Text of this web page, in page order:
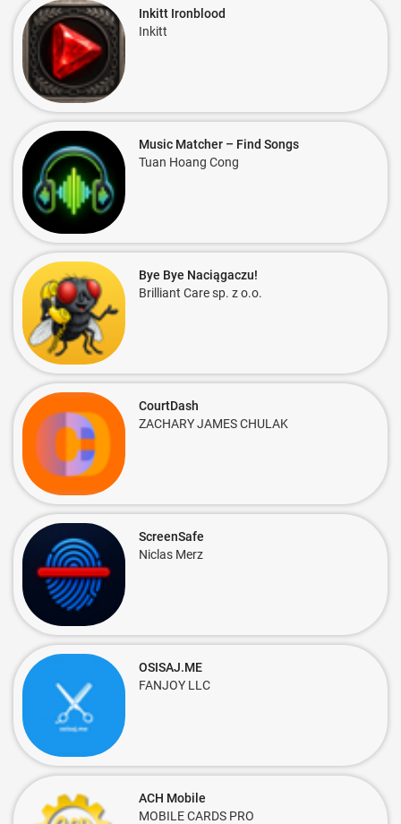
Inkitt Ironblood
Inkitt
Music Matcher – Find Songs
Tuan Hoang Cong
Bye Bye Naciągaczu!
Brilliant Care sp. z o.o.
CourtDash
ZACHARY JAMES CHULAK
ScreenSafe
Niclas Merz
OSISAJ.ME
FANJOY LLC
ACH Mobile
MOBILE CARDS PRO